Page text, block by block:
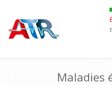
Maladies